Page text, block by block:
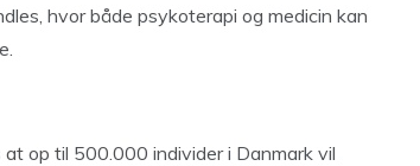
hvor både psykoterapi og medicin kan
op til 500.000 individer i Danmark vil